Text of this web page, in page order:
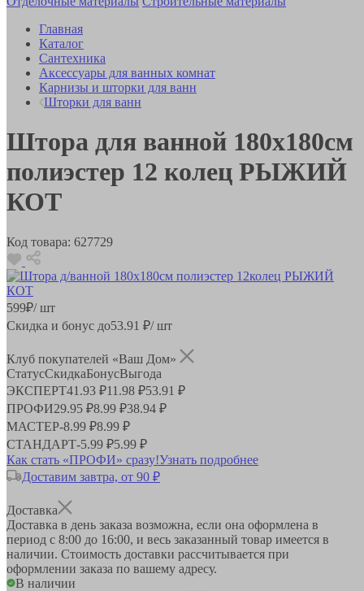
Главная
Каталог
Сантехника
Аксессуары для ванных комнат
Карнизы и шторки для ванн
Шторки для ванн
Штора для ванной 180х180см
полиэстер 12 колец РЫЖИЙ
КОТ
Код товара: 627729
599₽/ шт
Скидка и бонус до53.91 ₽/ шт
Клуб покупателей «Ваш Дом»
СтатусСкидкаБонусВыгода
ЭКСПЕРТ41.93 ₽11.98 ₽53.91 ₽
ПРОФИ29.95 ₽8.99 ₽38.94 ₽
МАСТЕР-8.99 ₽8.99 ₽
СТАНДАРТ-5.99 ₽5.99 ₽
Как стать «ПРОФИ» сразу!Узнать подробнее
Доставим завтра, от 90 ₽
Доставка
Доставка в день заказа возможна, если она оформлена в
период с 8:00 до 16:00, и весь заказанный товар имеется в
наличии. Стоимость доставки рассчитывается при
оформлении заказа по вашему адресу.
В наличии